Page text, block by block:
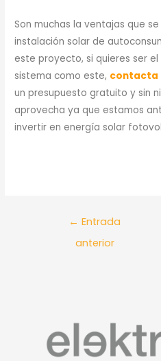
Son muchas la ventajas que
instalación solar de
este proyecto, si quieres ser
sistema como este, contacta
un presupuesto gratuito y sin
aprovecha ya que estamos
invertir en energía solar
← Entrada
anterior